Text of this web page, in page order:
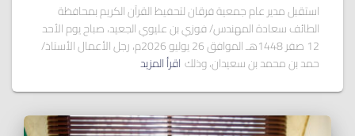
استقبل مدير عام جمعية فرقان لتحفيظ القرآن الكريم بمحافظة
الطائف سعادة المهندس/ فوزي بن عليوي الجعيد، صباح يوم الأحد
12 صفر 1448هـ الموافق 26 يوليو 2026م، رجل الأعمال الأستاذ/
حمد بن محمد بن سعيدان، وذلك اقرأ المزيد